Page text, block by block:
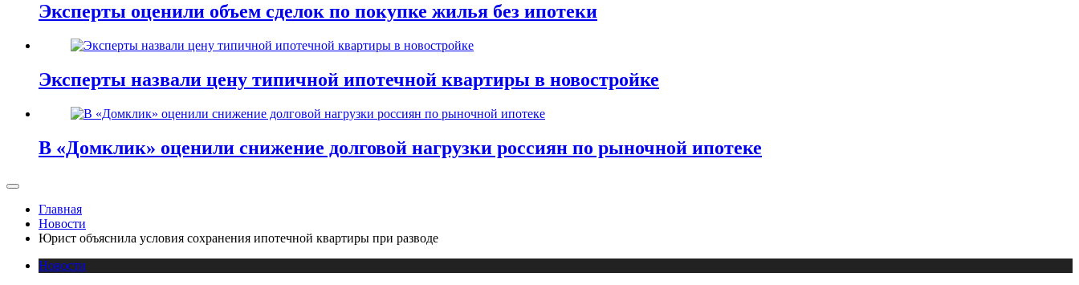
Эксперты оценили объем сделок по покупке жилья без ипотеки
Эксперты назвали цену типичной ипотечной квартиры в новостройке
В «Домклик» оценили снижение долговой нагрузки россиян по рыночной ипотеке
Главная
Новости
Юрист объяснила условия сохранения ипотечной квартиры при разводе
Новости